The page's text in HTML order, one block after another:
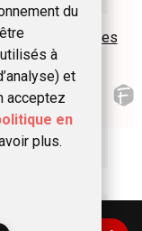
Mentions légales
du
à
et
acceptez
en
plus.